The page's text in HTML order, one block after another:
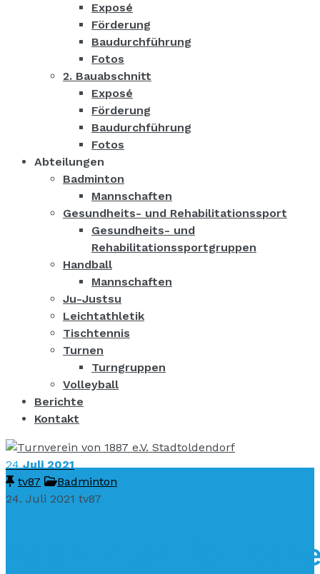
Exposé
Förderung
Baudurchführung
Fotos
2. Bauabschnitt
Exposé
Förderung
Baudurchführung
Fotos
Abteilungen
Badminton
Mannschaften
Gesundheits- und Rehabilitationssport
Gesundheits- und
Rehabilitationssportgruppen
Handball
Mannschaften
Ju-Justsu
Leichtathletik
Tischtennis
Turnen
Turngruppen
Volleyball
Berichte
Kontakt
24 Juli 2021
tv87
Badminton
24. Juli 2021 tv87
Badminton für